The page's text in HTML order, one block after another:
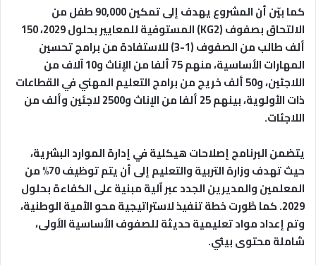
كما بيّن أن المشروع يهدف إلى تمكين 90,000 طفل من
الالتحاق بصفوف (KG2) المستوفية للمعايير بحلول 2029، 150
ألف طالب من الصفوف (1-3) للاستفادة من برامج تحسين
المهارات الأساسية، منهم 75 ألفا من الإناث و10 آلاف من
اللاجئين، و50 ألف خريج من برامج التعليم المهني في القطاعات
ذات الأولوية، بينهم 25 ألفا من الإناث و2500 لاجئين وألف من
اللاجئات.
يتضمن البرنامج إصلاحات هيكلية في إدارة الموارد البشرية،
حيث تهدف وزارة التربية والتعليم إلى أن يتم توظيف 70% من
المعلمين والمديرين الجدد عبر آلية مبنية على الكفاءة بحلول
2029. كما طُورت خطة تنفيذ لاستراتيجية محو الأمية الوطنية،
وتم إعداد مواد تعليمية حديثة للصفوف الأساسية الأولى،
شاملة محتوى بيئي.